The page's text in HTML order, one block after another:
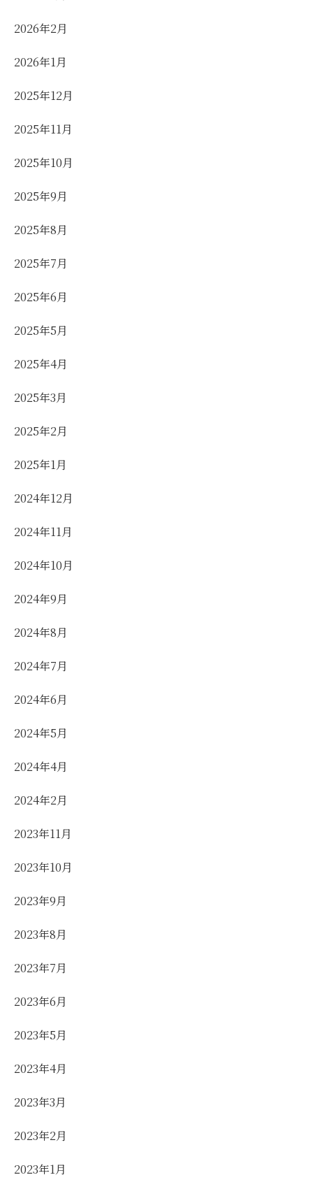
2026年2月
2026年1月
2025年12月
2025年11月
2025年10月
2025年9月
2025年8月
2025年7月
2025年6月
2025年5月
2025年4月
2025年3月
2025年2月
2025年1月
2024年12月
2024年11月
2024年10月
2024年9月
2024年8月
2024年7月
2024年6月
2024年5月
2024年4月
2024年2月
2023年11月
2023年10月
2023年9月
2023年8月
2023年7月
2023年6月
2023年5月
2023年4月
2023年3月
2023年2月
2023年1月